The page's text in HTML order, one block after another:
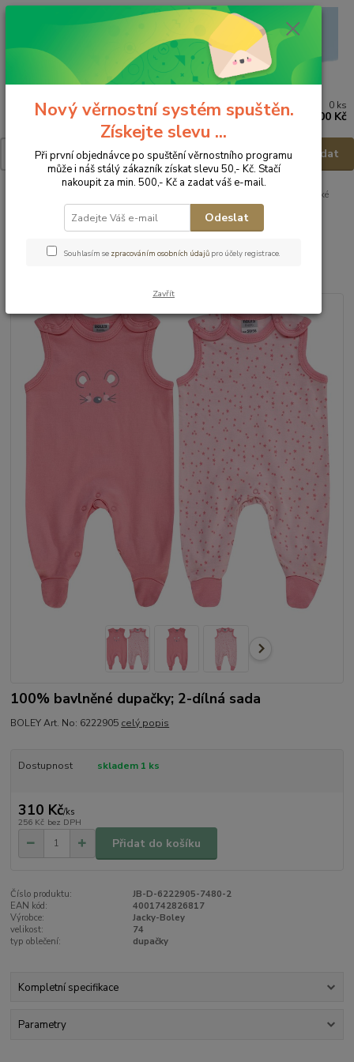
Menu
Hledat
0 ks
0,00 Kč
BOLEY Dívčí kojenecké
dupačky 6222905 - vel.74/80
BOLEY Dívčí kojenecké dupačky
6222905 - vel.74/80
100% bavlněné dupačky; 2-dílná sada
BOLEY Art. No: 6222905 celý popis
Dostupnost skladem 1 ks
310 Kč/ks
256 Kč bez DPH
Přidat do košíku
Číslo produktu:
JB-D-6222905-7480-2
EAN kód:
4001742826817
Výrobce:
Jacky-Boley
velikost:
74
typ oblečení:
dupačky
Kompletní specifikace
Parametry
Nový věrnostní systém spuštěn.
Získejte slevu ...
Při první objednávce po spuštění věrnostního programu
může i náš stálý zákazník získat slevu 50,- Kč. Stačí
nakoupit za min. 500,- Kč a zadat váš e-mail.
Odeslat
Souhlasím se zpracováním osobních údajů pro účely registrace.
Zavřít